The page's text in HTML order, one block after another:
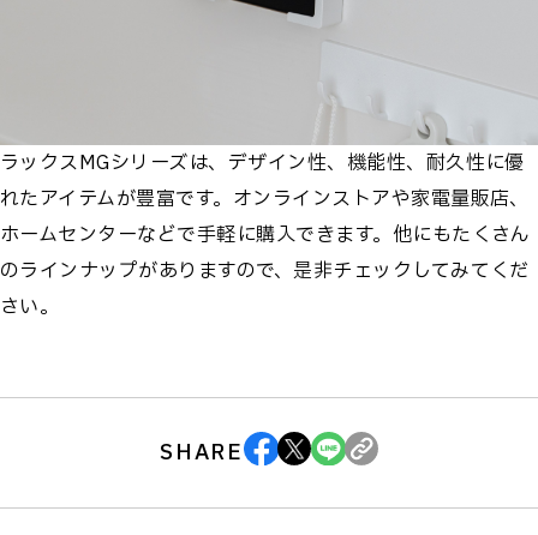
ラックスMGシリーズは、デザイン性、機能性、耐久性に優
れたアイテムが豊富です。オンラインストアや家電量販店、
ホームセンターなどで手軽に購入できます。他にもたくさん
のラインナップがありますので、是非チェックしてみてくだ
さい。
SHARE